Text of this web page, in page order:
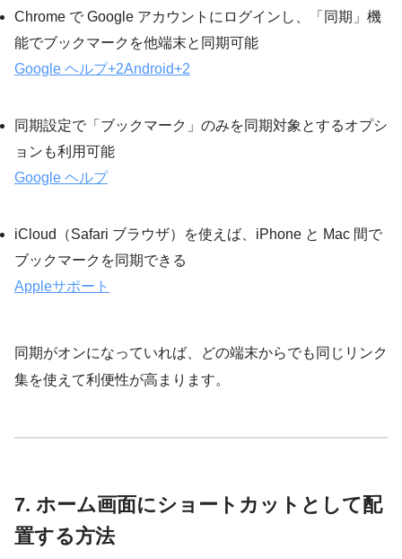
Chrome で Google アカウントにログインし、「同期」機
能でブックマークを他端末と同期可能
Google ヘルプ+2Android+2
同期設定で「ブックマーク」のみを同期対象とするオプシ
ョンも利用可能
Google ヘルプ
iCloud（Safari ブラウザ）を使えば、iPhone と Mac 間で
ブックマークを同期できる
Appleサポート
同期がオンになっていれば、どの端末からでも同じリンク
集を使えて利便性が高まります。
7. ホーム画面にショートカットとして配
置する方法